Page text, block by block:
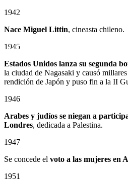
1942
Nace Miguel Littin, cineasta chileno.
1945
Estados Unidos lanza su segunda
la ciudad de Nagasaki y causó
rendición de Japón y puso fin a la II
1946
Arabes y judíos se niegan a
Londres, dedicada a Palestina.
1947
Se concede el voto a las mujeres en
1951